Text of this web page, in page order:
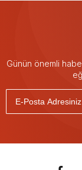
Günün önemli